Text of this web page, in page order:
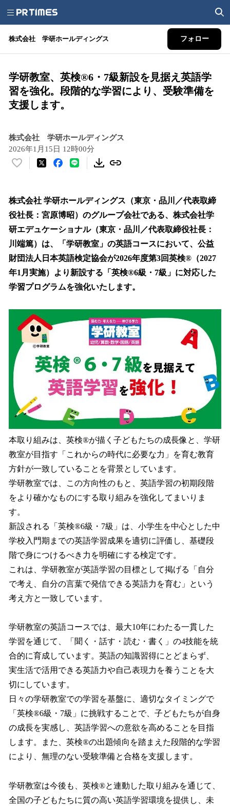
株式会社 学研ホールディングス フォロー
学研教室、英検®6・7級新設を見据え英語学
習を強化。段階的な学習により、受験準備を
支援します。
株式会社 学研ホールディングス
2026年1月15日 12時00分
い
！
数
を
読
み
込
み
中
で
株式会社 学研ホールディングス（東京・品川／代表取締
役社長：宮原博昭）のグループ会社である、株式会社学
研エデュケーショナル（東京・品川／代表取締役社長：
川端篤）は、「学研教室」の英語コースにおいて、公益
財団法人日本英語検定協会が2026年度第3回英検®（2027
年1月実施）より新設する「英検®6級・7級」に対応した
学習プログラムを強化いたします。
本取り組みは、英検®が描く子どもたちの成長像と、学研
教室が目指す「これからの時代に必要な力」を育む教育
方針が一致していることを背景としています。
学研教室では、この方向性のもと、英語学習の初期段階
をより確かなものにする取り組みを強化してまいりま
す。
新設される「英検®6級・7級」は、小学生を中心とした中
学校入門期までの英語学習成果を適切に評価し、基礎段
階で身につけるべき力を明確にする検定です。
これは、学研教室が英語学習の目標として掲げる「自分
で考え、自分の言葉で発信できる英語力を育む」という
考え方と一致しています。
学研教室の英語コースでは、最大10年にわたる一貫した
学習を通じて、「聞く・話す・読む・書く」の4技能を統
合的に育成しています。英語の知識習得にとどまらず、
実生活で活用できる英語力や自己表現力を養うことを大
切にしています。
日々の学研教室での学習を基盤に、適切なタイミングで
「英検®6級・7級」に挑戦することで、子どもたちが自身
の成長を実感し、英語学習への意欲を高めることを目指
します。また、英検®の出題傾向を踏まえた段階的な学習
により、無理のない受験準備と合格を支援します。
学研教室は今後も、英検®と連動した取り組みを通じて、
全国の子どもたちに質の高い英語学習環境を提供し、未